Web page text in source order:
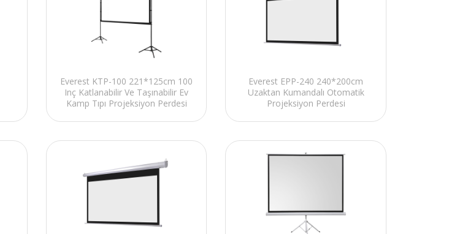
Everest KTP-100 221*125cm 100
Inç Katlanabilir Ve Taşınabilir Ev
Kamp Tıpı Projeksiyon Perdesi
Everest EPP-240 240*200cm
Uzaktan Kumandalı Otomatik
Projeksiyon Perdesi